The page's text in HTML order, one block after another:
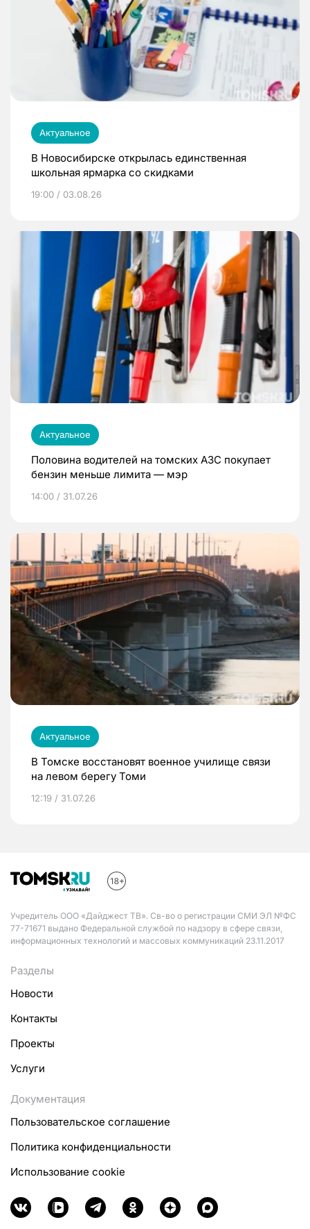
Актуальное
В Новосибирске открылась единственная
школьная ярмарка со скидками
19:00 / 03.08.26
Актуальное
Половина водителей на томских АЗС покупает
бензин меньше лимита — мэр
14:00 / 31.07.26
Актуальное
В Томске восстановят военное училище связи
на левом берегу Томи
12:19 / 31.07.26
Учредитель ООО «Дайджест ТВ». Св-во о регистрации СМИ ЭЛ №ФС
77-71671 выдано Федеральной службой по надзору в сфере связи,
информационных технологий и массовых коммуникаций 23.11.2017
Разделы
Новости
Контакты
Проекты
Услуги
Документация
Пользовательское соглашение
Политика конфиденциальности
Использование cookie